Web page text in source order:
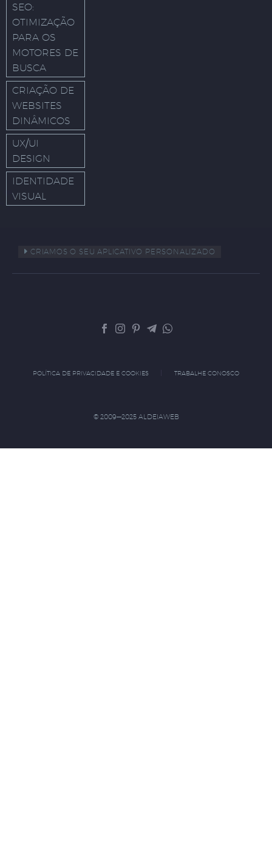
SEO:
OTIMIZAÇÃO
PARA OS
MOTORES DE
BUSCA
CRIAÇÃO DE
WEBSITES
DINÂMICOS
UX/UI
DESIGN
IDENTIDADE
VISUAL
CRIAMOS O SEU APLICATIVO PERSONALIZADO
POLÍTICA DE PRIVACIDADE E COOKIES TRABALHE CONOSCO
© 2009—2025 ALDEIAWEB